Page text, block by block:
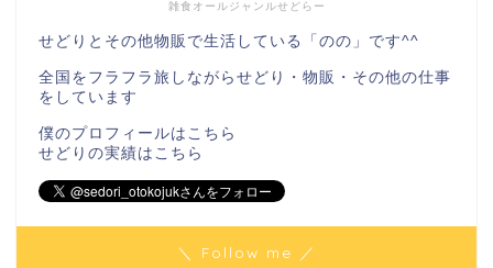
雑食オールジャンルせどらー
せどりとその他物販で生活している「のの」です^^
全国をフラフラ旅しながらせどり・物販・その他の仕事
をしています
僕のプロフィールは こちら
せどりの実績は こちら
＼ Follow me ／